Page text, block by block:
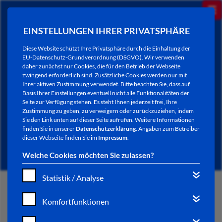
EINSTELLUNGEN IHRER PRIVATSPHÄRE
Diese Website schützt Ihre Privatsphäre durch die Einhaltung der
EU-Datenschutz-Grundverordnung (DSGVO). Wir verwenden
daher zunächst nur Cookies, die für den Betrieb der Webseite
zwingend erforderlich sind. Zusätzliche Cookies werden nur mit
Ihrer aktiven Zustimmung verwendet. Bitte beachten Sie, dass auf
Basis Ihrer Einstellungen eventuell nicht alle Funktionalitäten der
Seite zur Verfügung stehen. Es steht Ihnen jederzeit frei, Ihre
Zustimmung zu geben, zu verweigern oder zurückzuziehen, indem
Sie den Link unten auf dieser Seite aufrufen. Weitere Informationen
finden Sie in unsererDatenschutzerklärung. Angaben zum Betreiber
dieser Webseite finden Sie im Impressum.
Welche Cookies möchten Sie zulassen?
Statistik / Analyse
Komfortfunktionen
NEWSLETTER / CITY LETTER
START